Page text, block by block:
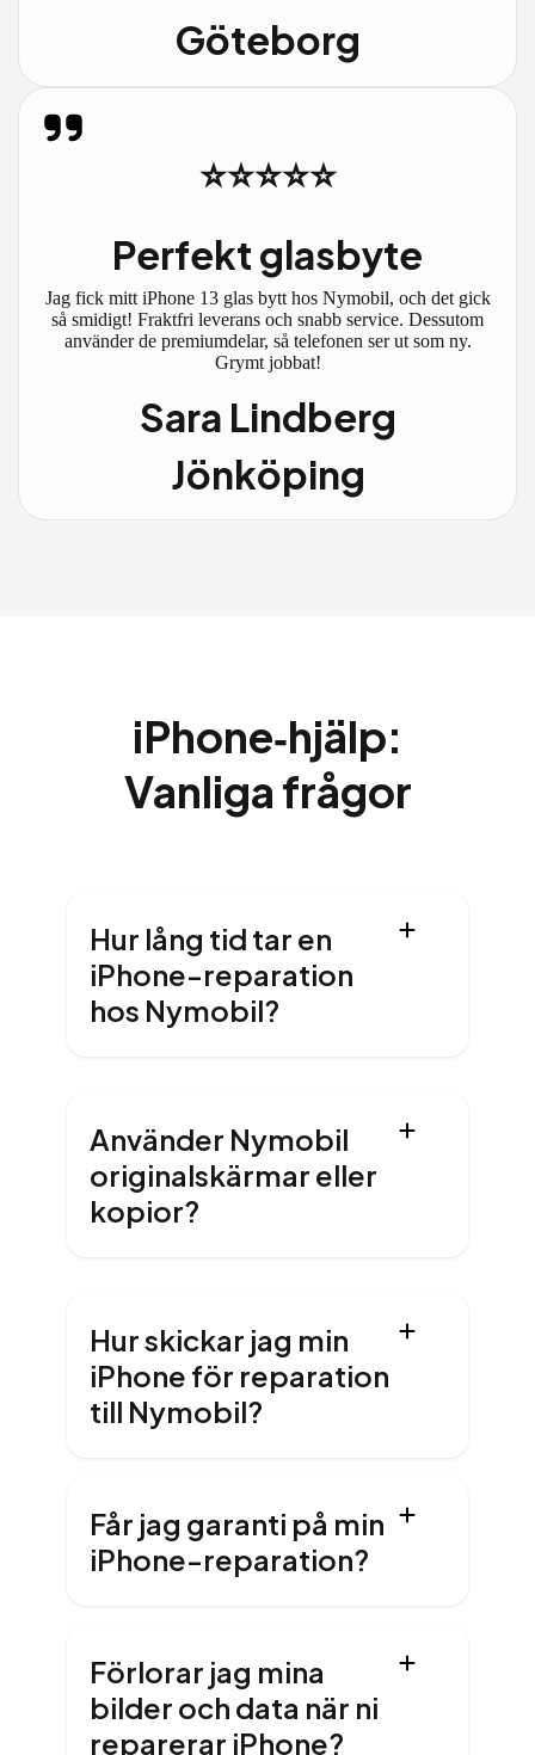
Göteborg
⭐⭐⭐⭐⭐
Perfekt glasbyte
Jag fick mitt iPhone 13 glas bytt hos Nymobil, och det gick
så smidigt! Fraktfri leverans och snabb service. Dessutom
använder de premiumdelar, så telefonen ser ut som ny.
Grymt jobbat!
Sara Lindberg
Jönköping
iPhone‑hjälp:
Vanliga frågor
Hur lång tid tar en
iPhone-reparation
hos Nymobil?
Använder Nymobil
originalskärmar eller
kopior?
Hur skickar jag min
iPhone för reparation
till Nymobil?
Får jag garanti på min
iPhone-reparation?
Förlorar jag mina
bilder och data när ni
reparerar iPhone?